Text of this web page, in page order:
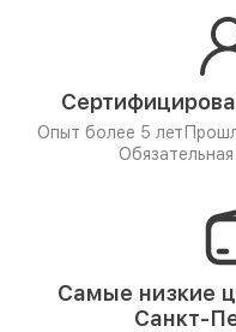
Опыт более 5 лет
Самые низкие
Санкт-